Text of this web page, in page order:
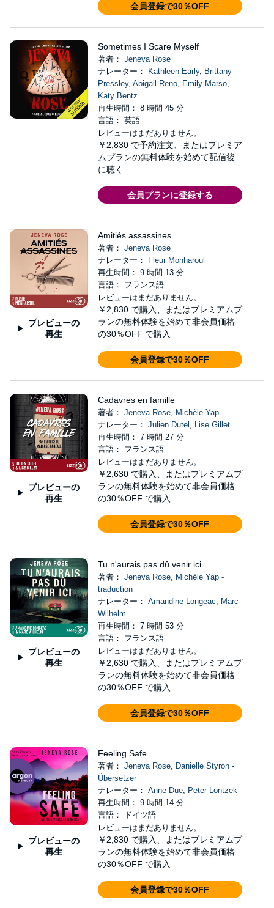
会員登録で30％OFF
Sometimes I Scare Myself
著者： Jeneva Rose
ナレーター：
Kathleen Early, Brittany
Pressley, Abigail Reno, Emily Marso,
Katy Bentz
再生時間： 8 時間 45 分
言語： 英語
レビューはまだありません。
￥2,830 で予約注文、またはプレミア
ムプランの無料体験を始めて配信後
に聴く
会員プランに登録する
プレビューの
再生
Amitiés assassines
著者： Jeneva Rose
ナレーター：
Fleur Monharoul
再生時間： 9 時間 13 分
言語： フランス語
レビューはまだありません。
￥2,830 で購入、またはプレミアムプ
ランの無料体験を始めて非会員価格
の30％OFF で購入
会員登録で30％OFF
プレビューの
再生
Cadavres en famille
著者： Jeneva Rose, Michèle Yap
ナレーター： Julien Dutel , Lise Gillet
再生時間： 7 時間 27 分
言語： フランス語
レビューはまだありません。
￥2,630 で購入、またはプレミアムプ
ランの無料体験を始めて非会員価格
の30％OFF で購入
会員登録で30％OFF
プレビューの
再生
Tu n'aurais pas dû venir ici
著者： Jeneva Rose, Michèle Yap -
traduction
ナレーター： Amandine Longeac, Marc
Wilhelm
再生時間： 7 時間 53 分
言語： フランス語
レビューはまだありません。
￥2,630 で購入、またはプレミアムプ
ランの無料体験を始めて非会員価格
の30％OFF で購入
会員登録で30％OFF
プレビューの
再生
Feeling Safe
著者： Jeneva Rose, Danielle Styron -
Übersetzer
ナレーター： Anne Düe, Peter Lontzek
再生時間： 9 時間 14 分
言語： ドイツ語
レビューはまだありません。
￥2,830 で購入、またはプレミアムプ
ランの無料体験を始めて非会員価格
の30％OFF で購入
会員登録で30％OFF